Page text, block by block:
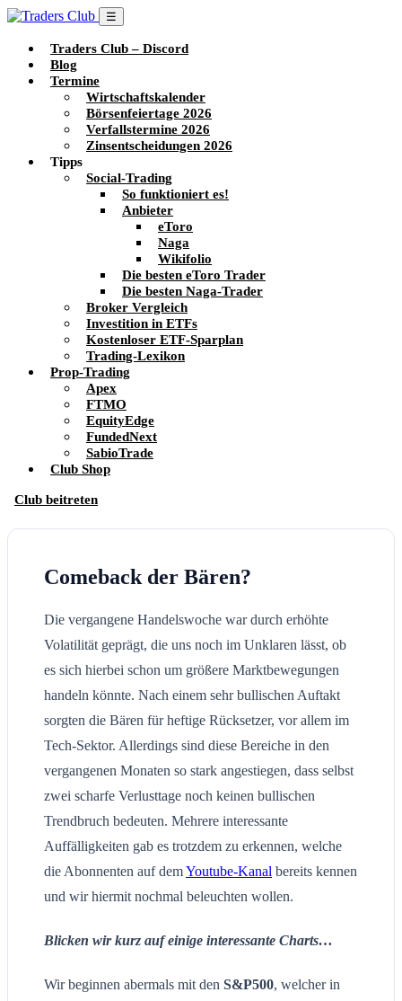
☰
Traders Club – Discord
Blog
Termine
Wirtschaftskalender
Börsenfeiertage 2026
Verfallstermine 2026
Zinsentscheidungen 2026
Tipps
Social-Trading
So funktioniert es!
Anbieter
eToro
Naga
Wikifolio
Die besten eToro Trader
Die besten Naga-Trader
Broker Vergleich
Investition in ETFs
Kostenloser ETF-Sparplan
Trading-Lexikon
Prop-Trading
Apex
FTMO
EquityEdge
FundedNext
SabioTrade
Club Shop
Club beitreten
Comeback der Bären?
Die vergangene Handelswoche war durch erhöhte
Volatilität geprägt, die uns noch im Unklaren lässt, ob
es sich hierbei schon um größere Marktbewegungen
handeln könnte. Nach einem sehr bullischen Auftakt
sorgten die Bären für heftige Rücksetzer, vor allem im
Tech-Sektor. Allerdings sind diese Bereiche in den
vergangenen Monaten so stark angestiegen, dass selbst
zwei scharfe Verlusttage noch keinen bullischen
Trendbruch bedeuten. Mehrere interessante
Auffälligkeiten gab es trotzdem zu erkennen, welche
die Abonnenten auf demYoutube-Kanal bereits kennen
und wir hiermit nochmal beleuchten wollen.
Blicken wir kurz auf einige interessante Charts…
Wir beginnen abermals mit den S&P500, welcher in